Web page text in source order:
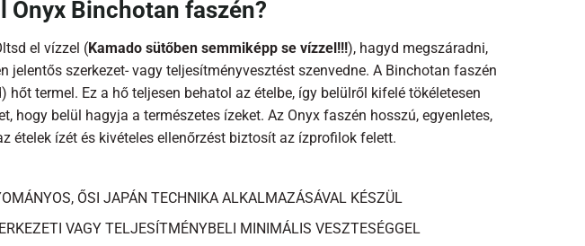
Onyx Binchotan faszén?
el vízzel (Kamado sütőben semmiképp se vízzel!!!), hagyd megszáradni,
jelentős szerkezet- vagy teljesítményvesztést szenvedne. A Binchotan faszén
termel. Ez a hő teljesen behatol az ételbe, így belülről kifelé tökéletesen
hogy belül hagyja a természetes ízeket. Az Onyx faszén hosszú, egyenletes,
ételek ízét és kivételes ellenőrzést biztosít az ízprofilok felett.
ŐSI JAPÁN TECHNIKA ALKALMAZÁSÁVAL KÉSZÜL
VAGY TELJESÍTMÉNYBELI MINIMÁLIS VESZTESÉGGEL